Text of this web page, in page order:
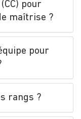
pour
maîtrise ?
pour
rangs ?